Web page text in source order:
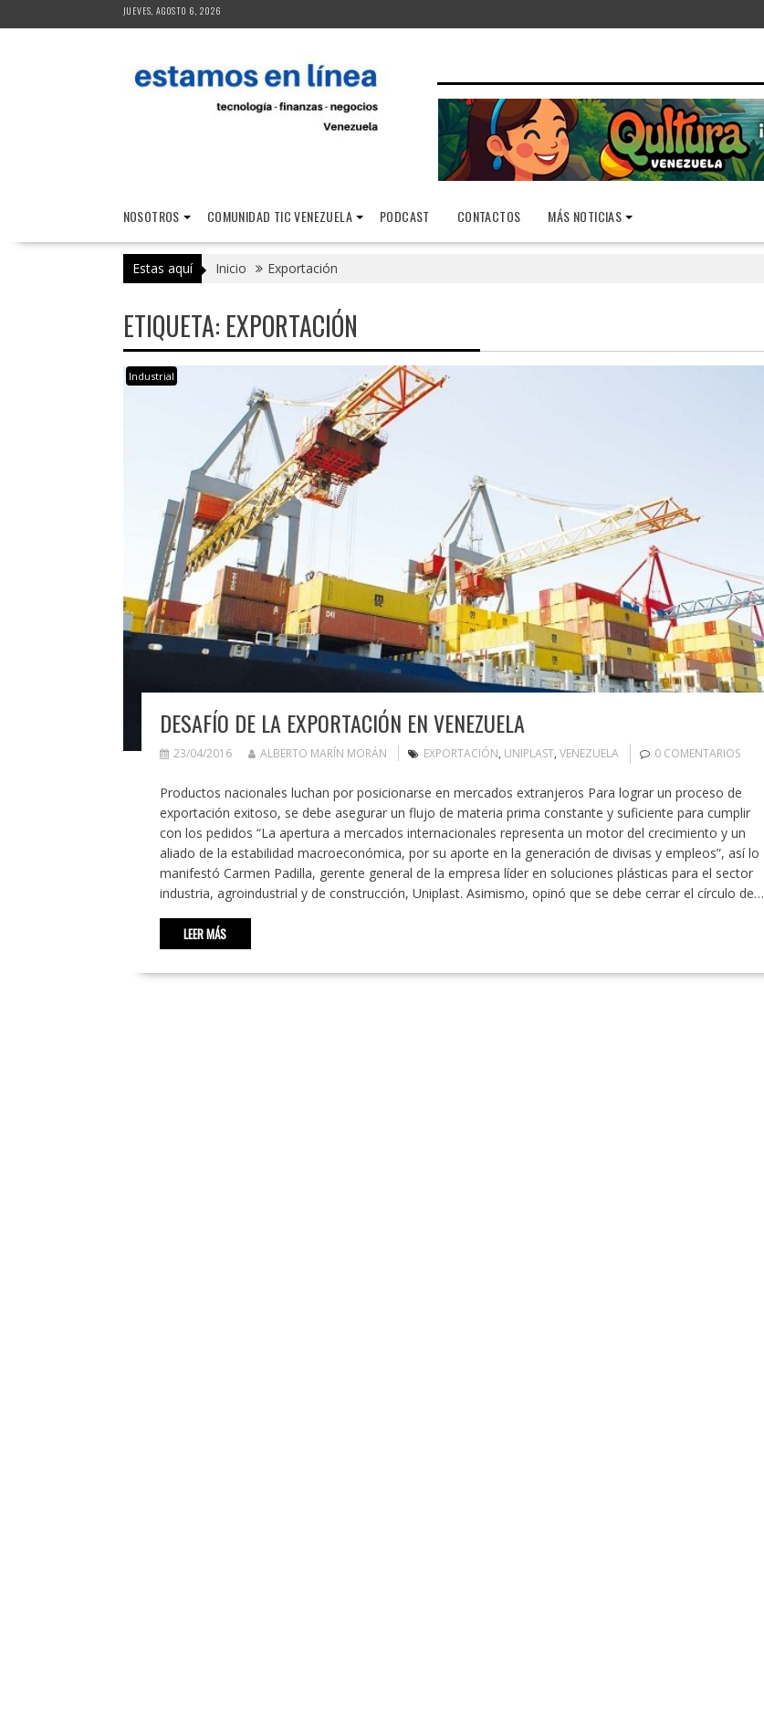
al
JUEVES, AGOSTO 6, 2026
NOSOTROS COMUNIDAD TIC VENEZUELA PODCAST CONTACTOS MÁS NOTICIAS
Estas aquí Inicio Exportación
ETIQUETA: EXPORTACIÓN
Industrial
DESAFÍO DE LA EXPORTACIÓN EN VENEZUELA
23/04/2016 ALBERTO MARÍN MORÁN EXPORTACIÓN, UNIPLAST, VENEZUELA 0 COMENTARIOS
Productos nacionales luchan por posicionarse en mercados extranjeros Para lograr un proceso de
exportación exitoso, se debe asegurar un flujo de materia prima constante y suficiente para cumplir
con los pedidos “La apertura a mercados internacionales representa un motor del crecimiento y un
aliado de la estabilidad macroeconómica, por su aporte en la generación de divisas y empleos”, así lo
manifestó Carmen Padilla, gerente general de la empresa líder en soluciones plásticas para el sector
industria, agroindustrial y de construcción, Uniplast. Asimismo, opinó que se debe cerrar el círculo de…
LEER MÁS